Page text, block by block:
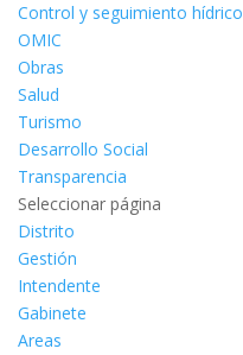
Control y seguimiento hídrico
OMIC
Obras
Salud
Turismo
Desarrollo Social
Transparencia
Seleccionar página
Distrito
Gestión
Intendente
Gabinete
Areas